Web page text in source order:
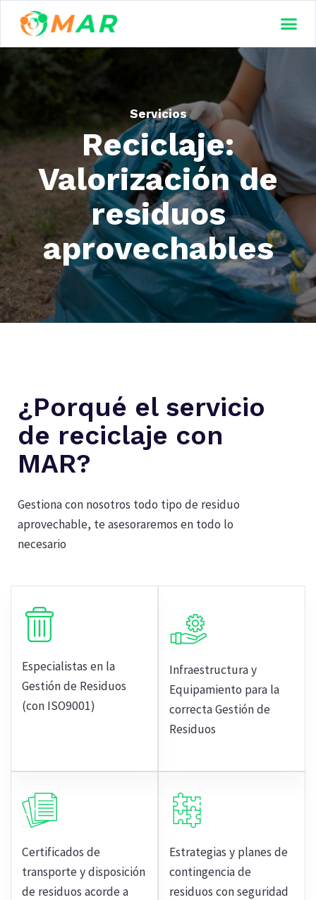
Servicios
Reciclaje:
Valorización de
residuos
aprovechables
¿Porqué el servicio
de reciclaje con
MAR?
Gestiona con nosotros todo tipo de residuo
aprovechable, te asesoraremos en todo lo
necesario
Especialistas en la
Gestión de Residuos
(con ISO9001)
Infraestructura y
Equipamiento para la
correcta Gestión de
Residuos
Certificados de
transporte y disposición
de residuos acorde a
Estrategias y planes de
contingencia de
residuos con seguridad